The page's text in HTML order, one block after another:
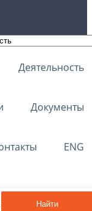
Деятельность
Документы
ENG
Найти